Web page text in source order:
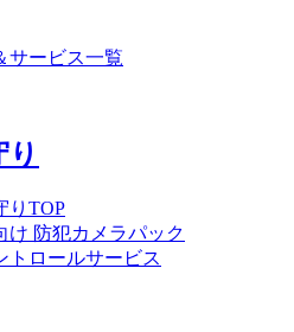
サービス一覧
りTOP
け 防犯カメラパック
トロールサービス